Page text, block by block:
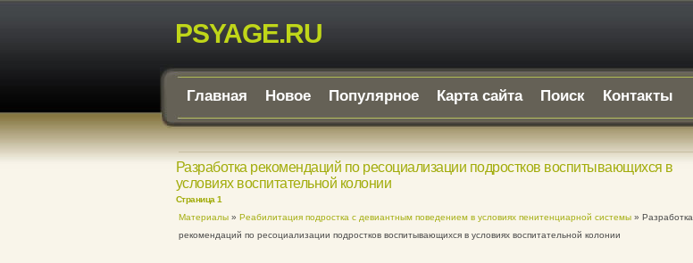
PSYAGE.RU
Главная Новое Популярное Карта сайта Поиск Контакты
Разработка рекомендаций по ресоциализации подростков воспитывающихся в
условиях воспитательной колонии
Страница 1
Материалы» Реабилитация подростка с девиантным поведением в условиях пенитенциарной системы» Разработка
рекомендаций по ресоциализации подростков воспитывающихся в условиях воспитательной колонии